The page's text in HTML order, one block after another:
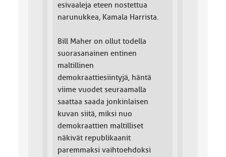
esivaaleja eteen nostettua
narunukkea, Kamala Harrista.
Bill Maher on ollut todella
suorasanainen entinen
maltillinen
demokraattiesiintyjä, häntä
viime vuodet seuraamalla
saattaa saada jonkinlaisen
kuvan siitä, miksi nuo
demokraattien maltilliset
näkivät republikaanit
paremmaksi vaihtoehdoksi